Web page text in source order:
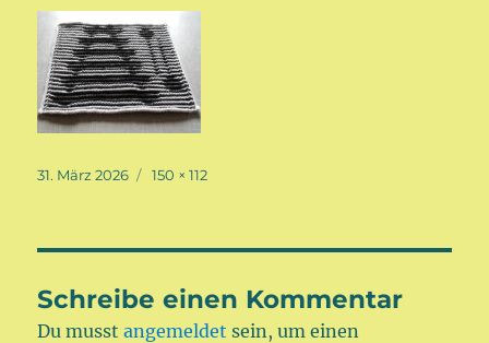
Veröffentlicht
31. März 2026
Volle
150 × 112
Schreibe einen Kommentar
Du musstangemeldet sein, um einen